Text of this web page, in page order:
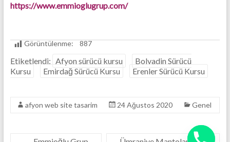
https://www.emmioglugrup.com/
Görüntülenme: 887
Etiketlendi: Afyon sürücü kursu
Bolvadin Sürücü
Kursu
Emirdağ Sürücü Kursu Erenler Sürücü Kursu
afyon web site tasarim 24 Ağustos 2020 Genel
h
a
y